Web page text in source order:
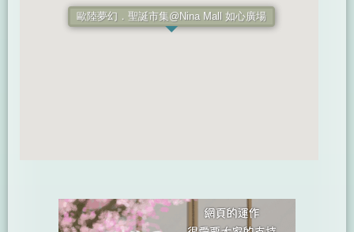
歐陸夢幻．聖誕市集@Nina Mall 如心廣場